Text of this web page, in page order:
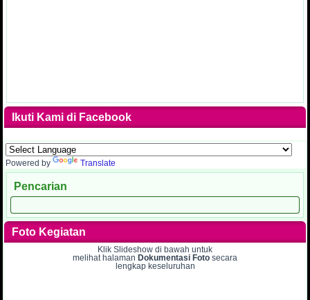
Ikuti Kami di Facebook
Powered by Translate
Pencarian
Foto Kegiatan
Klik Slideshow di bawah untuk
melihat halaman Dokumentasi Foto secara
lengkap keseluruhan